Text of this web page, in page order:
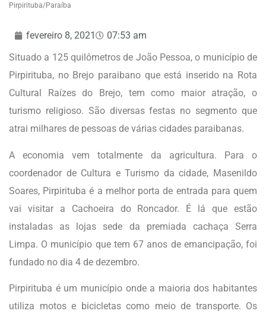
Pirpirituba/Paraíba
fevereiro 8, 2021
07:53 am
Situado a 125 quilômetros de João Pessoa, o município de
Pirpirituba, no Brejo paraibano que está inserido na Rota
Cultural Raízes do Brejo, tem como maior atração, o
turismo religioso. São diversas festas no segmento que
atrai milhares de pessoas de várias cidades paraibanas.
A economia vem totalmente da agricultura. Para o
coordenador de Cultura e Turismo da cidade, Masenildo
Soares, Pirpirituba é a melhor porta de entrada para quem
vai visitar a Cachoeira do Roncador. É lá que estão
instaladas as lojas sede da premiada cachaça Serra
Limpa. O município que tem 67 anos de emancipação, foi
fundado no dia 4 de dezembro.
Pirpirituba é um município onde a maioria dos habitantes
utiliza motos e bicicletas como meio de transporte. Os